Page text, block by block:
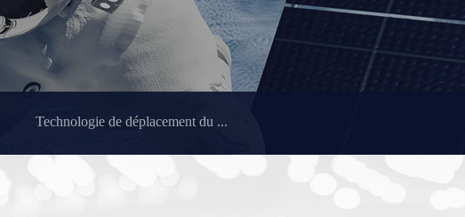
Technologie de déplacement du ...